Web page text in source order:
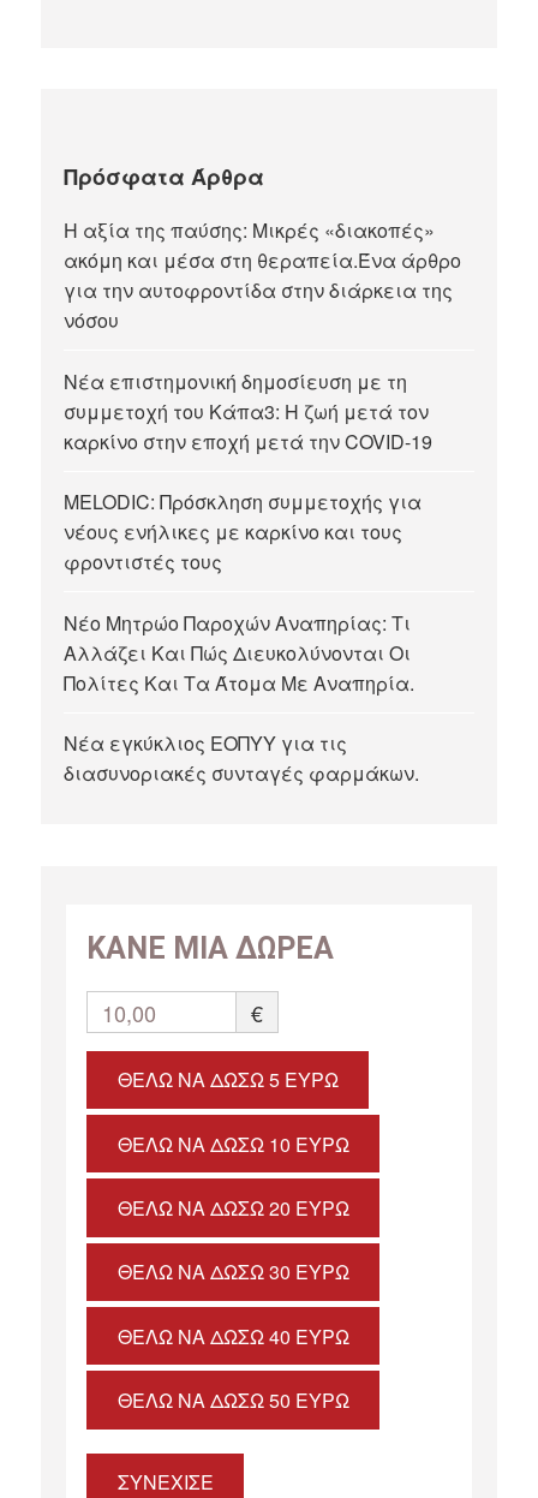
Πρόσφατα Άρθρα
Η αξία της παύσης: Μικρές «διακοπές»
ακόμη και μέσα στη θεραπεία.Ένα άρθρο
για την αυτοφροντίδα στην διάρκεια της
νόσου
Νέα επιστημονική δημοσίευση με τη
συμμετοχή του Κάπα3: Η ζωή μετά τον
καρκίνο στην εποχή μετά την COVID-19
MELODIC: Πρόσκληση συμμετοχής για
νέους ενήλικες με καρκίνο και τους
φροντιστές τους
Νέο Μητρώο Παροχών Αναπηρίας: Τι
Αλλάζει Και Πώς Διευκολύνονται Οι
Πολίτες Και Τα Άτομα Με Αναπηρία.
Νέα εγκύκλιος ΕΟΠΥΥ για τις
διασυνοριακές συνταγές φαρμάκων.
ΚΑΝΕ ΜΙΑ ΔΩΡΕΑ
10,00 €
ΘΈΛΩ ΝΑ ΔΏΣΩ 5 ΕΥΡΏ
ΘΈΛΩ ΝΑ ΔΏΣΩ 10 ΕΥΡΏ
ΘΈΛΩ ΝΑ ΔΏΣΩ 20 ΕΥΡΏ
ΘΈΛΩ ΝΑ ΔΏΣΩ 30 ΕΥΡΏ
ΘΈΛΩ ΝΑ ΔΏΣΩ 40 ΕΥΡΏ
ΘΈΛΩ ΝΑ ΔΏΣΩ 50 ΕΥΡΏ
ΣΥΝΕΧΙΣΕ